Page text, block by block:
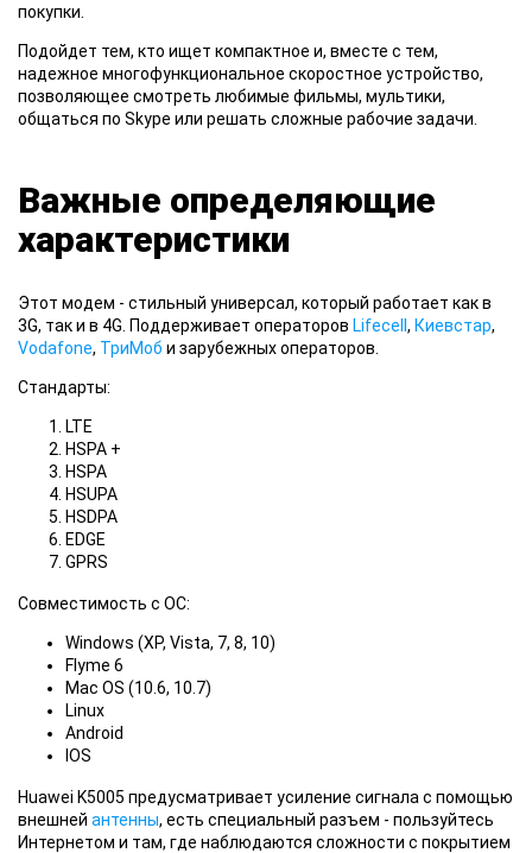
покупки.
Подойдет тем, кто ищет компактное и, вместе с тем,
надежное многофункциональное скоростное устройство,
позволяющее смотреть любимые фильмы, мультики,
общаться по Skype или решать сложные рабочие задачи.
Важные определяющие
характеристики
Этот модем - стильный универсал, который работает как в
3G, так и в 4G. Поддерживает операторов Lifecell , Киевстар,
Vodafone, ТриМоб и зарубежных операторов.
Стандарты:
LTE
HSPA +
HSPA
HSUPA
HSDPA
EDGE
GPRS
Совместимость с ОС:
Windows (XP, Vista, 7, 8, 10)
Flyme 6
Mac OS (10.6, 10.7)
Linux
Android
IOS
Huawei K5005 предусматривает усиление сигнала с помощью
внешней антенны, есть специальный разъем - пользуйтесь
Интернетом и там, где наблюдаются сложности с покрытием